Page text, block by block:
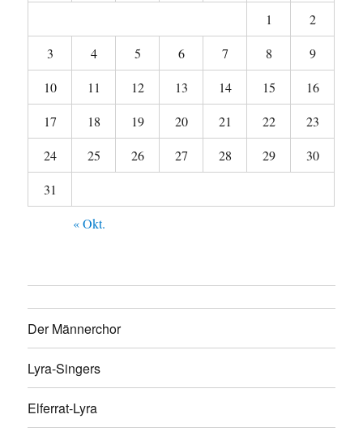
1
2
3
4 5 6 7 8
9
10
11 12 13 14 15
16
17
18 19 20 21 22
23
24
25 26 27 28 29
30
31
« Okt.
Der Männerchor
Lyra-Singers
Elferrat-Lyra